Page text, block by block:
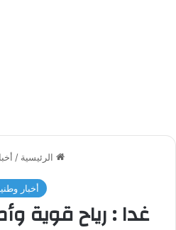
الرئيسية /
أخبار
غدا : رياح قوية